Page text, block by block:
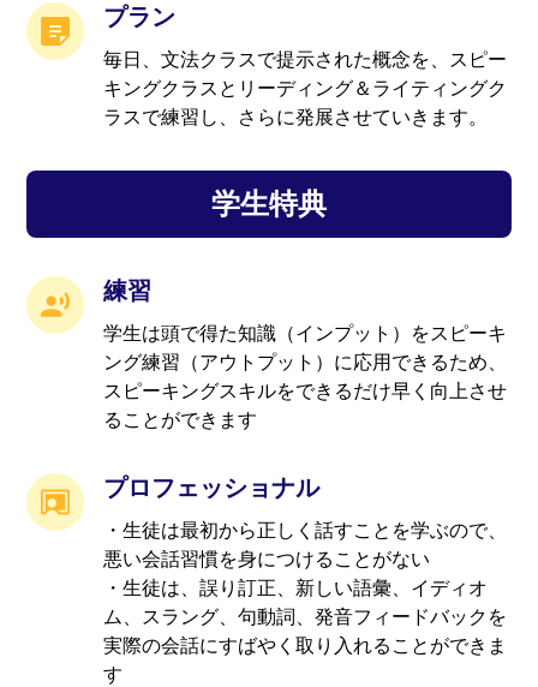
プラン
毎日、文法クラスで提示された概念を、スピー
キングクラスとリーディング＆ライティングク
ラスで練習し、さらに発展させていきます。
学生特典
練習
学生は頭で得た知識（インプット）をスピーキ
ング練習（アウトプット）に応用できるため、
スピーキングスキルをできるだけ早く向上させ
ることができます
プロフェッショナル
・生徒は最初から正しく話すことを学ぶので、
悪い会話習慣を身につけることがない
・生徒は、誤り訂正、新しい語彙、イディオ
ム、スラング、句動詞、発音フィードバックを
実際の会話にすばやく取り入れることができま
す